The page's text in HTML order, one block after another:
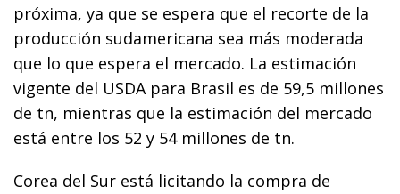
próxima, ya que se espera que el recorte de la
producción sudamericana sea más moderada
que lo que espera el mercado. La estimación
vigente del USDA para Brasil es de 59,5 millones
de tn, mientras que la estimación del mercado
está entre los 52 y 54 millones de tn.
Corea del Sur está licitando la compra de